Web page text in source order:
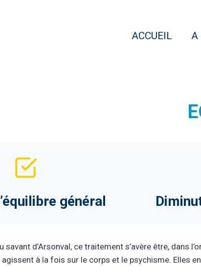
ACCUEIL A
général
savant d’Arsonval, ce traitement s’avère être,
agissent à la fois sur le corps et le psychisme. Elles